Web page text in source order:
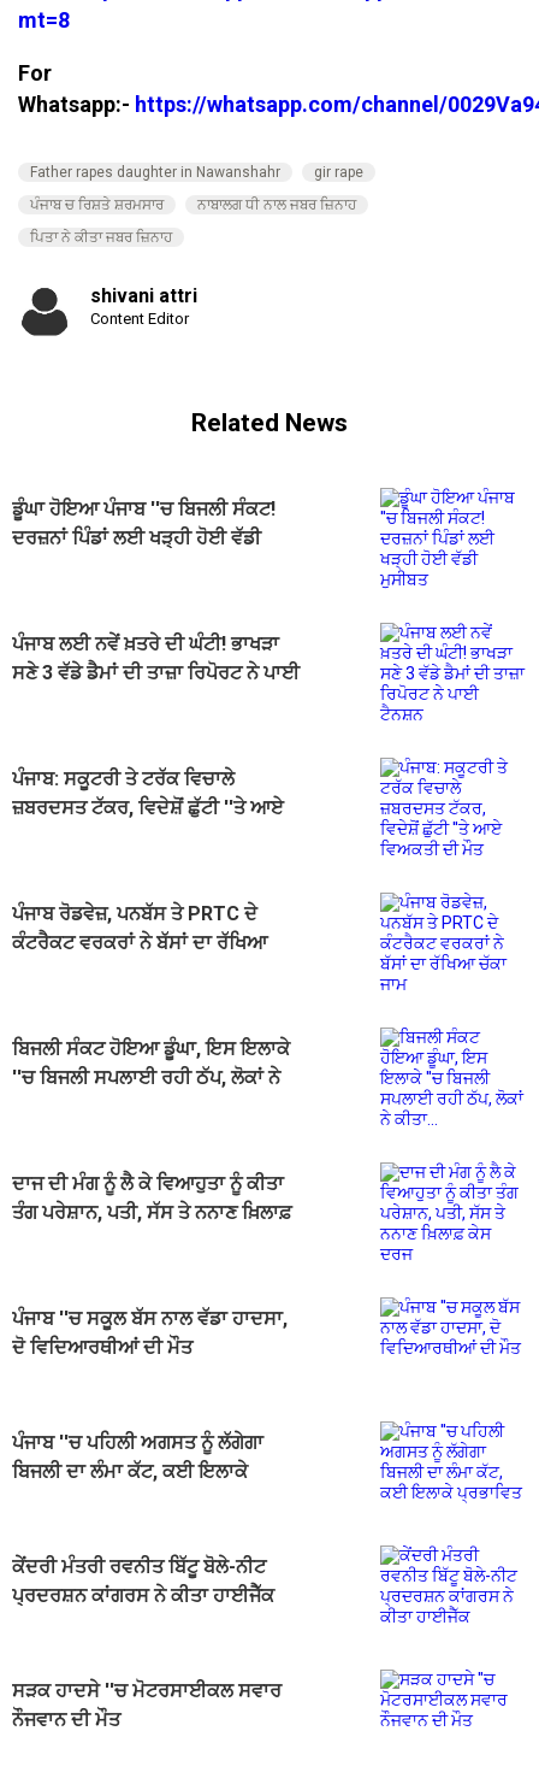
mt=8
For
Whatsapp:- https://whatsapp.com/channel/
Father rapes daughter in Nawanshahr
gir rape
ਪੰਜਾਬ ਚ ਰਿਸ਼ਤੇ ਸ਼ਰਮਸਾਰ
ਨਾਬਾਲਗ ਧੀ ਨਾਲ ਜਬਰ ਜ਼ਿਨਾਹ
ਪਿਤਾ ਨੇ ਕੀਤਾ ਜਬਰ ਜ਼ਿਨਾਹ
shivani attri
Content Editor
Related News
ਡੂੰਘਾ ਹੋਇਆ ਪੰਜਾਬ ''ਚ ਬਿਜਲੀ ਸੰਕਟ!
ਦਰਜ਼ਨਾਂ ਪਿੰਡਾਂ ਲਈ ਖੜ੍ਹੀ ਹੋਈ ਵੱਡੀ
ਪੰਜਾਬ ਲਈ ਨਵੇਂ ਖ਼ਤਰੇ ਦੀ ਘੰਟੀ! ਭਾਖੜਾ
ਸਣੇ 3 ਵੱਡੇ ਡੈਮਾਂ ਦੀ ਤਾਜ਼ਾ ਰਿਪੋਰਟ ਨੇ ਪਾਈ
ਪੰਜਾਬ: ਸਕੂਟਰੀ ਤੇ ਟਰੱਕ ਵਿਚਾਲੇ
ਜ਼ਬਰਦਸਤ ਟੱਕਰ, ਵਿਦੇਸ਼ੋਂ ਛੁੱਟੀ ''ਤੇ ਆਏ
ਪੰਜਾਬ ਰੋਡਵੇਜ਼, ਪਨਬੱਸ ਤੇ PRTC ਦੇ
ਕੰਟਰੈਕਟ ਵਰਕਰਾਂ ਨੇ ਬੱਸਾਂ ਦਾ ਰੱਖਿਆ
ਬਿਜਲੀ ਸੰਕਟ ਹੋਇਆ ਡੂੰਘਾ, ਇਸ ਇਲਾਕੇ
''ਚ ਬਿਜਲੀ ਸਪਲਾਈ ਰਹੀ ਠੱਪ, ਲੋਕਾਂ ਨੇ
ਦਾਜ ਦੀ ਮੰਗ ਨੂੰ ਲੈ ਕੇ ਵਿਆਹੁਤਾ ਨੂੰ ਕੀਤਾ
ਤੰਗ ਪਰੇਸ਼ਾਨ, ਪਤੀ, ਸੱਸ ਤੇ ਨਨਾਣ ਖ਼ਿਲਾਫ਼
ਪੰਜਾਬ ''ਚ ਸਕੂਲ ਬੱਸ ਨਾਲ ਵੱਡਾ ਹਾਦਸਾ,
ਦੋ ਵਿਦਿਆਰਥੀਆਂ ਦੀ ਮੌਤ
ਪੰਜਾਬ ''ਚ ਪਹਿਲੀ ਅਗਸਤ ਨੂੰ ਲੱਗੇਗਾ
ਬਿਜਲੀ ਦਾ ਲੰਮਾ ਕੱਟ, ਕਈ ਇਲਾਕੇ
ਕੇਂਦਰੀ ਮੰਤਰੀ ਰਵਨੀਤ ਬਿੱਟੂ ਬੋਲੇ-ਨੀਟ
ਪ੍ਰਦਰਸ਼ਨ ਕਾਂਗਰਸ ਨੇ ਕੀਤਾ ਹਾਈਜੈੱਕ
ਸੜਕ ਹਾਦਸੇ ''ਚ ਮੋਟਰਸਾਈਕਲ ਸਵਾਰ
ਨੌਜਵਾਨ ਦੀ ਮੌਤ